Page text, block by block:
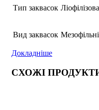
Тип заквасок
Вид заквасок Мезофільні
Докладніше
СХОЖІ